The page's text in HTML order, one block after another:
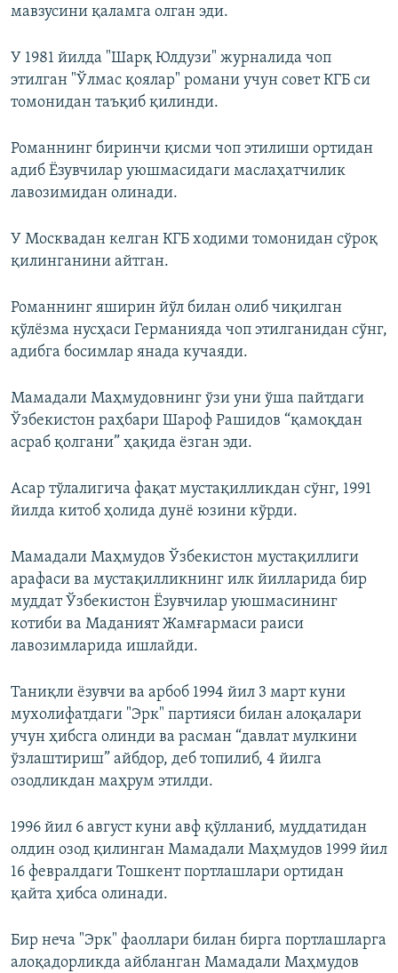
мавзусини қаламга олган эди.
У 1981 йилда "Шарқ Юлдузи" журналида чоп
этилган "Ўлмас қоялар" романи учун совет КГБ си
томонидан таъқиб қилинди.
Романнинг биринчи қисми чоп этилиши ортидан
адиб Ёзувчилар уюшмасидаги маслаҳатчилик
лавозимидан олинади.
У Москвадан келган КГБ ходими томонидан сўроқ
қилинганини айтган.
Романнинг яширин йўл билан олиб чиқилган
қўлёзма нусҳаси Германияда чоп этилганидан сўнг,
адибга босимлар янада кучаяди.
Мамадали Маҳмудовнинг ўзи уни ўша пайтдаги
Ўзбекистон раҳбари Шароф Рашидов “қамоқдан
асраб қолгани” ҳақида ёзган эди.
Асар тўлалигича фақат мустақилликдан сўнг, 1991
йилда китоб ҳолида дунё юзини кўрди.
Мамадали Маҳмудов Ўзбекистон мустақиллиги
арафаси ва мустақилликнинг илк йилларида бир
муддат Ўзбекистон Ёзувчилар уюшмасининг
котиби ва Маданият Жамғармаси раиси
лавозимларида ишлайди.
Таниқли ёзувчи ва арбоб 1994 йил 3 март куни
мухолифатдаги "Эрк" партияси билан алоқалари
учун ҳибсга олинди ва расман “давлат мулкини
ўзлаштириш” айбдор, деб топилиб, 4 йилга
озодликдан маҳрум этилди.
1996 йил 6 август куни авф қўлланиб, муддатидан
олдин озод қилинган Мамадали Маҳмудов 1999 йил
16 февралдаги Тошкент портлашлари ортидан
қайта ҳибса олинади.
Бир неча "Эрк" фаоллари билан бирга портлашларга
алоқадорликда айбланган Мамадали Маҳмудов